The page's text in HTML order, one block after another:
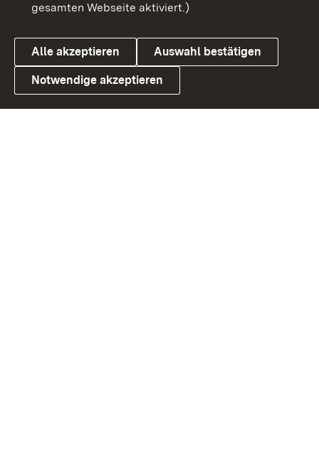
Link zum Landesportal
Datenschutz
Cookies
gesamten Webseite aktiviert.)
Alle akzeptieren Auswahl bestätigen
Notwendige akzeptieren